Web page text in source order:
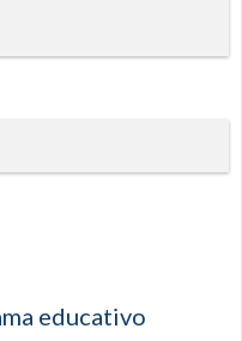
educativo